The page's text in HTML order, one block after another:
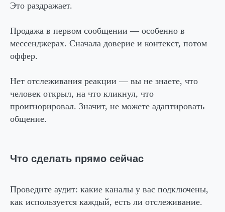
Это раздражает.
Продажа в первом сообщении — особенно в
мессенджерах. Сначала доверие и контекст, потом
оффер.
Нет отслеживания реакции — вы не знаете, что
человек открыл, на что кликнул, что
проигнорировал. Значит, не можете адаптировать
общение.
Что сделать прямо сейчас
Проведите аудит: какие каналы у вас подключены,
как используется каждый, есть ли отслеживание.